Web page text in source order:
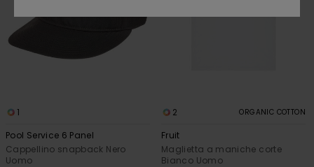
1
Pool Service 6 Panel
Cappellino snapback Nero
Uomo
2 ORGANIC COTTON
Fruit
Maglietta a maniche corte
Bianco Uomo